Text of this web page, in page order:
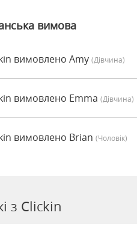
вимова
вимовлено Amy (дівчина)
вимовлено Emma (дівчина)
вимовлено Brian (чоловік)
з Clickin